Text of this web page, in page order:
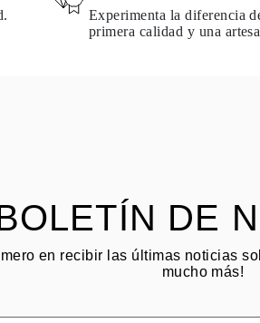
Experimenta la diferencia
primera calidad y una
DE
en recibir las últimas noticias
mucho más!